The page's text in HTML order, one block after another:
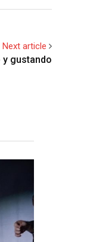
Next article
gustando